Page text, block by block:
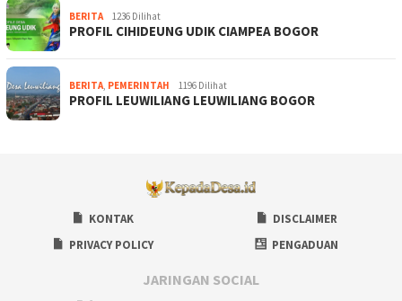
BERITA 1236 Dilihat
PROFIL CIHIDEUNG UDIK CIAMPEA BOGOR
BERITA, PEMERINTAH 1196 Dilihat
PROFIL LEUWILIANG LEUWILIANG BOGOR
KONTAK
DISCLAIMER
PRIVACY POLICY
PENGADUAN
JARINGAN SOCIAL